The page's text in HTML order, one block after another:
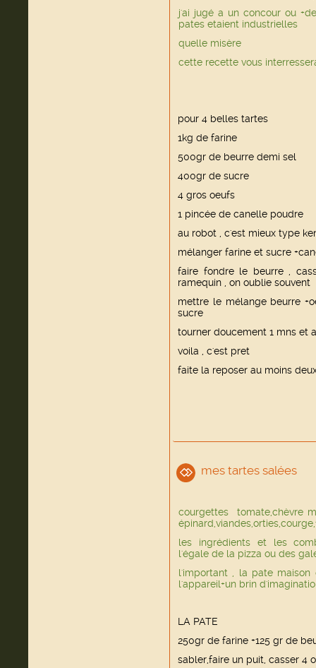
j'ai jugé a un concour ou
pates etaient industrielles
quelle misère
cette recette vous
pour 4 belles tartes
1kg de farine
500gr de beurre demi sel
400gr de sucre
4 gros oeufs
1 pincée de canelle poudre
au robot , c'est mieux type
mélanger farine et sucre
faire fondre le beurre ,
ramequin , on oublie souvent
mettre le mélange beurre
sucre
tourner doucement 1 mns et
voila , c'est pret
faite la reposer au moins
mes tartes salées
courgettes tomate,chèvre
les ingrédients et les
l'égale de la pizza ou des
l'important , la pate
l'appareil+un brin
LA PATE
250gr de farine +125 gr de
sabler,faire un puit, casser 4